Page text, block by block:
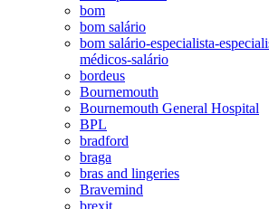
bom
bom salário
bom salário-especialista-
médicos-salário
bordeus
Bournemouth
Bournemouth General Hospital
BPL
bradford
braga
bras and lingeries
Bravemind
brexit